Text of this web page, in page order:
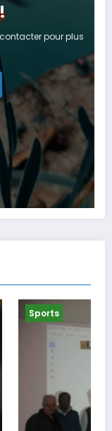
pour plus